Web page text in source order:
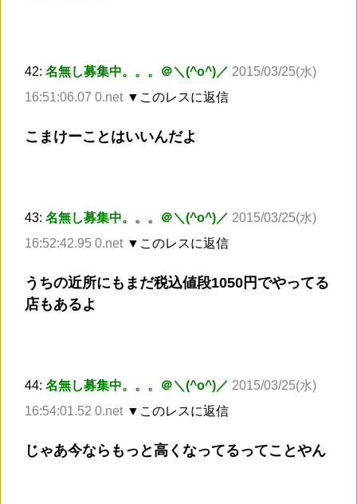
42: 名無し募集中。。。＠＼(^o^)／ 2015/03/25(水)
16:51:06.07 0.net ▼このレスに返信
こまけーことはいいんだよ
43: 名無し募集中。。。＠＼(^o^)／ 2015/03/25(水)
16:52:42.95 0.net ▼このレスに返信
うちの近所にもまだ税込値段1050円でやってる
店もあるよ
44: 名無し募集中。。。＠＼(^o^)／ 2015/03/25(水)
16:54:01.52 0.net ▼このレスに返信
じゃあ今ならもっと高くなってるってことやん